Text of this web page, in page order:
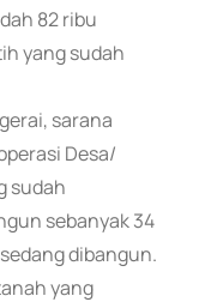
82 ribu
yang sudah
sarana
Desa/
sudah
sebanyak 34
dibangun.
yang